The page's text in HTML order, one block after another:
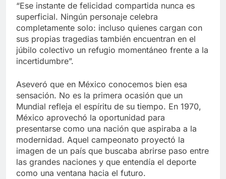
“Ese instante de felicidad compartida nunca es
superficial. Ningún personaje celebra
completamente solo: incluso quienes cargan con
sus propias tragedias también encuentran en el
júbilo colectivo un refugio momentáneo frente a la
incertidumbre”.
Aseveró que en México conocemos bien esa
sensación. No es la primera ocasión que un
Mundial refleja el espíritu de su tiempo. En 1970,
México aprovechó la oportunidad para
presentarse como una nación que aspiraba a la
modernidad. Aquel campeonato proyectó la
imagen de un país que buscaba abrirse paso entre
las grandes naciones y que entendía el deporte
como una ventana hacia el futuro.